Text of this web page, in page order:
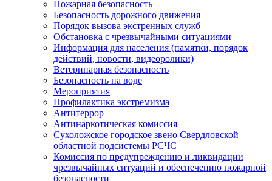
Пожарная безопасность
Безопасность дорожного движения
Порядок вызова экстренных служб
Обстановка с чрезвычайными ситуациями
Информация для населения (памятки, порядок
действий, новости, видеоролики)
Ветеринарная безопасность
Безопасность на воде
Мероприятия
Профилактика экстремизма
Антитеррор
Антинаркотическая комиссия
Сухоложское городское звено Свердловской
областной подсистемы РСЧС
Комиссия по предупреждению и ликвидации
чрезвычайных ситуаций и обеспечению пожарной
безопасности